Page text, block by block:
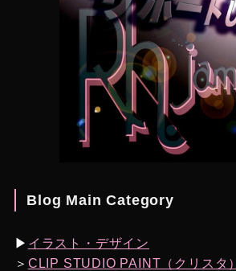
Blog Main Category
▶︎ イラスト・デザイン
＞ CLIP STUDIO PAINT（クリスタ）